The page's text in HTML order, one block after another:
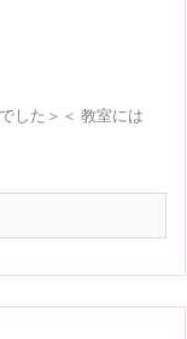
した＞＜ 教室には